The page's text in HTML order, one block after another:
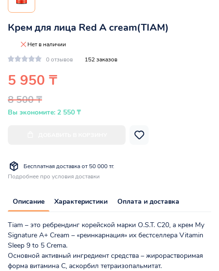
Крем для лица Red A cream(TIAM)
Нет в наличии
0 отзывов
152 заказов
5 950 ₸
8 500 ₸
Вы экономите: 2 550 ₸
Бесплатная доставка от 50 000 тг.
Подробнее про условия доставки
Описание Характеристики Оплата и доставка
Tiam – это ребрендинг корейской марки O.S.T. С20, а крем My
Signature A+ Cream – «реинкарнация» их бестселлера Vitamin
Sleep 9 to 5 Crema.
Основной активный ингредиент средства – жирорастворимая
форма витамина С, аскорбил тетраизопальмитат.